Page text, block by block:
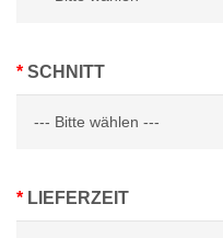
SCHNITT
LIEFERZEIT